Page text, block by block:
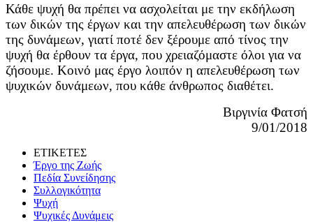
Κάθε ψυχή θα πρέπει να ασχολείται με την εκδήλωση
των δικών της έργων και την απελευθέρωση των δικών
της δυνάμεων, γιατί ποτέ δεν ξέρουμε από τίνος την
ψυχή θα έρθουν τα έργα, που χρειαζόμαστε όλοι για να
ζήσουμε. Κοινό μας έργο λοιπόν η απελευθέρωση των
ψυχικών δυνάμεων, που κάθε άνθρωπος διαθέτει.
Βιργινία Φατσή
9/01/2018
ΕΤΙΚΕΤΕΣ
Έργο της Ζωής
Πεδία Συνείδησης
Συλλογικότητα
Ψυχή
Ψυχικές Δυνάμεις